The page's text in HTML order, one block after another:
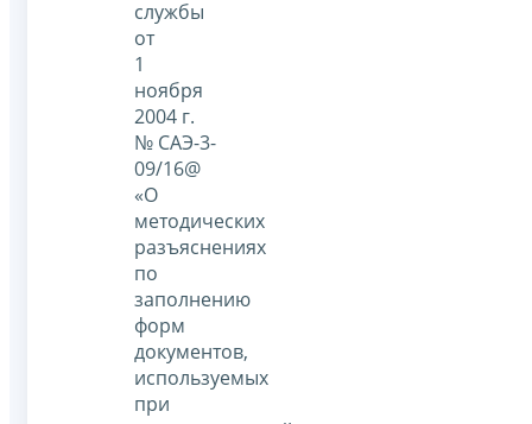
службы
от
1
ноября
2004 г.
№ САЭ-3-
09/16@
«О
методических
разъяснениях
по
заполнению
форм
документов,
используемых
при